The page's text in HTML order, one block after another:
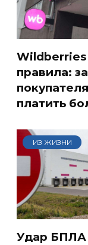
Wildberries
правила:
платить
ИЗ ЖИЗНИ
Удар БПЛА